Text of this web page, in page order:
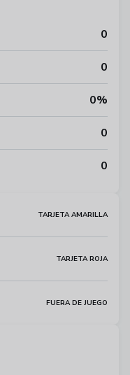
0
0
0%
0
0
TARJETA AMARILLA
TARJETA ROJA
FUERA DE JUEGO